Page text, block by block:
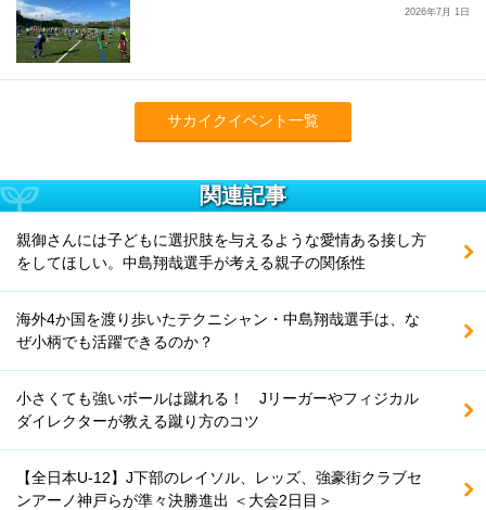
2026年7月 1日
サカイクイベント一覧
関連記事
親御さんには子どもに選択肢を与えるような愛情ある接し方
をしてほしい。中島翔哉選手が考える親子の関係性
海外4か国を渡り歩いたテクニシャン・中島翔哉選手は、な
ぜ小柄でも活躍できるのか？
小さくても強いボールは蹴れる！ Jリーガーやフィジカル
ダイレクターが教える蹴り方のコツ
【全日本U-12】J下部のレイソル、レッズ、強豪街クラブセ
ンアーノ神戸らが準々決勝進出 ＜大会2日目＞